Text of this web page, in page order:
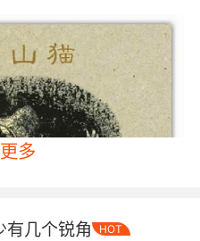
多
有几个锐角 HOT